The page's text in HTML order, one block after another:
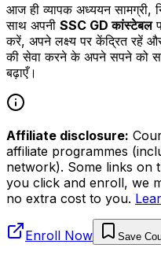
आज ही व्यापक अध्ययन सामग्री,
साथ अपनी SSC GD कांस्टेबल
करें, अपने लक्ष्य पर केंद्रित रहें
की सेवा करने के अपने सपने को
बढ़ाएँ।
Affiliate disclosure:
affiliate programmes
network). Some links on
you click and enroll, we
no extra cost to you.
Enroll Now Save